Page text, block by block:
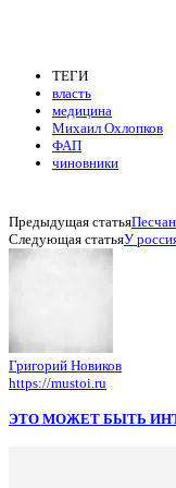
ТЕГИ
власть
медицина
Михаил Охлопков
ФАП
чиновники
Предыдущая статья
Следующая статьяУ
Григорий Новиков
https://mustoi.ru
ЭТО МОЖЕТ БЫТЬ